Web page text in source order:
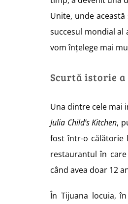
Unite, unde
succesul mondial al
vom înțelege mai
Scurtă istorie a
Una dintre cele mai
Julia Child’s Kitchen,
fost într-o călătorie
restaurantul în
când avea doar 12
În Tijuana locuia,